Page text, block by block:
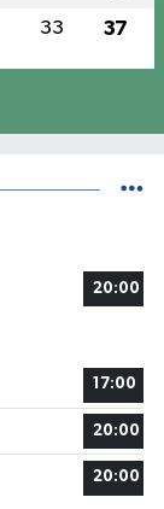
33 37
20:00
17:00
20:00
20:00